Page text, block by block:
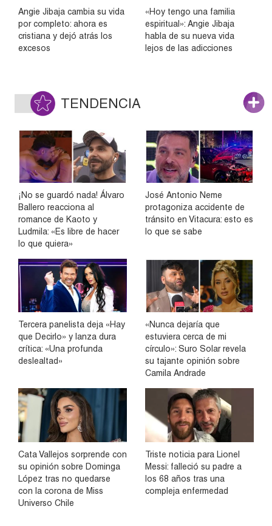
Angie Jibaja cambia su vida
por completo: ahora es
cristiana y dejó atrás los
excesos
«Hoy tengo una familia
espiritual»: Angie Jibaja
habla de su nueva vida
lejos de las adicciones
TENDENCIA
¡No se guardó nada! Álvaro
Ballero reacciona al
romance de Kaoto y
Ludmila: «Es libre de hacer
lo que quiera»
José Antonio Neme
protagoniza accidente de
tránsito en Vitacura: esto es
lo que se sabe
Tercera panelista deja «Hay
que Decirlo» y lanza dura
crítica: «Una profunda
deslealtad»
«Nunca dejaría que
estuviera cerca de mi
círculo»: Suro Solar revela
su tajante opinión sobre
Camila Andrade
Cata Vallejos sorprende con
su opinión sobre Dominga
López tras no quedarse
con la corona de Miss
Universo Chile
Triste noticia para Lionel
Messi: falleció su padre a
los 68 años tras una
compleja enfermedad